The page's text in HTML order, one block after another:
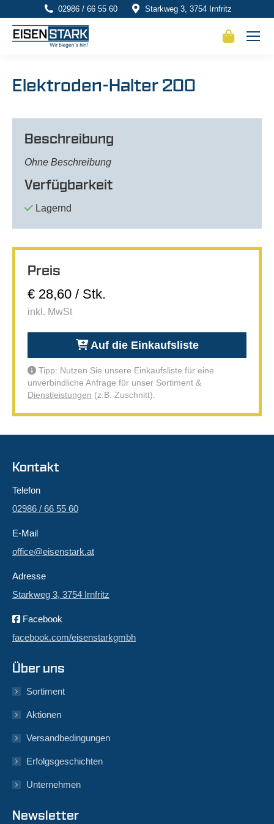
02986 / 66 55 60 Starkweg 3, 3754 Irnfritz
Elektroden-Halter 200
Beschreibung
Ohne Beschreibung
Verfügbarkeit
Lagernd
Preis
€ 28,60 / Stk.
inkl. MwSt
Auf die Einkaufsliste
Tipp: Nutzen Sie unsere Einkaufsliste für eine
unverbindliche Anfrage für unser Sortiment &
Dienstleistungen (z.B. Zuschnitt).
Kontakt
Telefon
02986 / 66 55 60
E-Mail
office@eisenstark.at
Adresse
Starkweg 3, 3754 Irnfritz
Facebook
facebook.com/eisenstarkgmbh
Über uns
Sortiment
Aktionen
Versandbedingungen
Erfolgsgeschichten
Unternehmen
Newsletter